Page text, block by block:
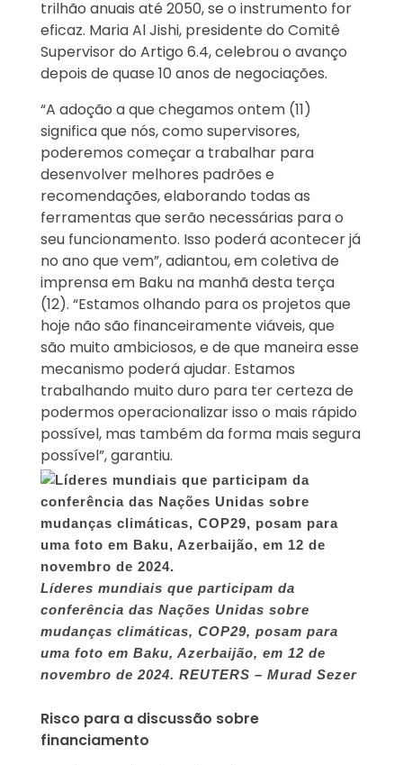
trilhão anuais até 2050, se o instrumento for
eficaz. Maria Al Jishi, presidente do Comitê
Supervisor do Artigo 6.4, celebrou o avanço
depois de quase 10 anos de negociações.
“A adoção a que chegamos ontem (11)
significa que nós, como supervisores,
poderemos começar a trabalhar para
desenvolver melhores padrões e
recomendações, elaborando todas as
ferramentas que serão necessárias para o
seu funcionamento. Isso poderá acontecer já
no ano que vem”, adiantou, em coletiva de
imprensa em Baku na manhã desta terça
(12). “Estamos olhando para os projetos que
hoje não são financeiramente viáveis, que
são muito ambiciosos, e de que maneira esse
mecanismo poderá ajudar. Estamos
trabalhando muito duro para ter certeza de
podermos operacionalizar isso o mais rápido
possível, mas também da forma mais segura
possível”, garantiu.
Líderes mundiais que participam da
conferência das Nações Unidas sobre
mudanças climáticas, COP29, posam para
uma foto em Baku, Azerbaijão, em 12 de
novembro de 2024. REUTERS – Murad Sezer
Risco para a discussão sobre
financiamento